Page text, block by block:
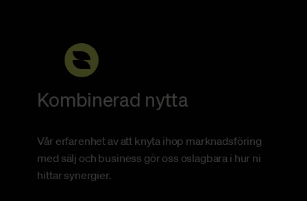
Kombinerad nytta
Vår erfarenhet av att knyta ihop marknadsföring
med sälj och business gör oss oslagbara i hur ni
hittar synergier.